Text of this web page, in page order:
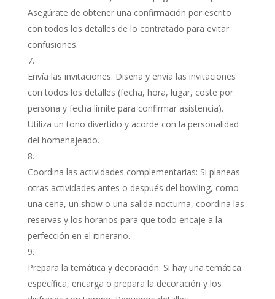
Asegúrate de obtener una confirmación por escrito
con todos los detalles de lo contratado para evitar
confusiones.
Envía las invitaciones: Diseña y envía las invitaciones
con todos los detalles (fecha, hora, lugar, coste por
persona y fecha límite para confirmar asistencia).
Utiliza un tono divertido y acorde con la personalidad
del homenajeado.
Coordina las actividades complementarias: Si planeas
otras actividades antes o después del bowling, como
una cena, un show o una salida nocturna, coordina las
reservas y los horarios para que todo encaje a la
perfección en el itinerario.
Prepara la temática y decoración: Si hay una temática
específica, encarga o prepara la decoración y los